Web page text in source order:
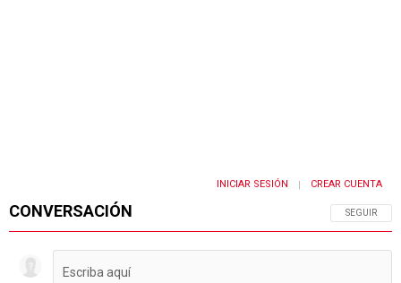
CONVERSACIÓN SIGA ESTA
SEGUIR
INICIAR SESIÓN CREAR CUENTA